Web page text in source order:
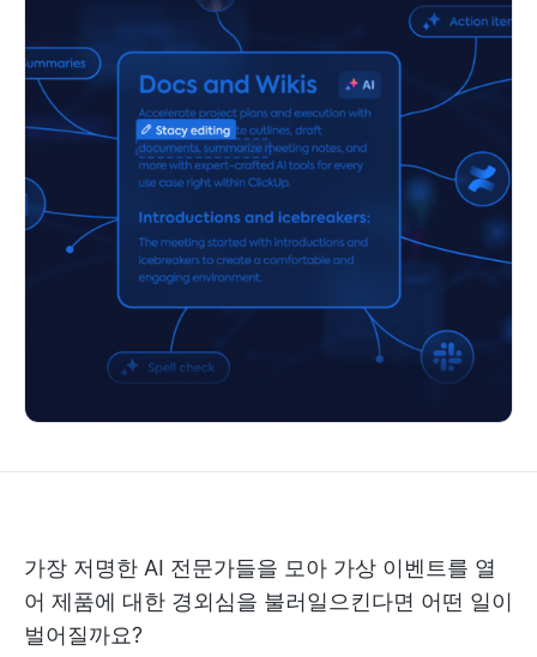
가장 저명한 AI 전문가들을 모아 가상 이벤트를 열
어 제품에 대한 경외심을 불러일으킨다면 어떤 일이
벌어질까요?